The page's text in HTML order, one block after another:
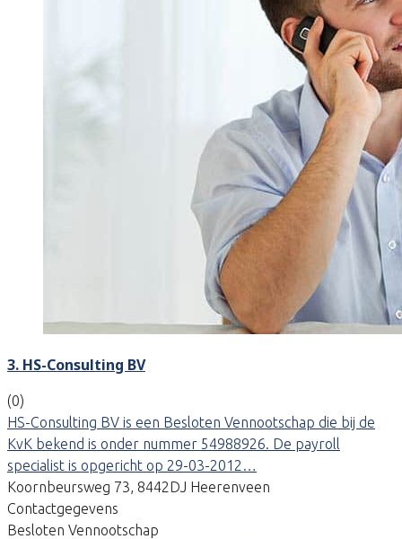
3. HS-Consulting BV
(0)
HS-Consulting BV is een Besloten Vennootschap die bij de
KvK bekend is onder nummer 54988926. De payroll
specialist is opgericht op 29-03-2012…
Koornbeursweg 73, 8442DJ Heerenveen
Contactgegevens
Besloten Vennootschap